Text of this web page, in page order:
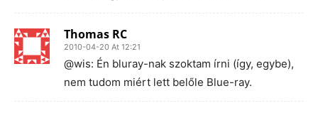
Thomas RC
2010-04-20 At 12:21
@wis: Én bluray-nak szoktam írni (így, egybe),
nem tudom miért lett belőle Blue-ray.